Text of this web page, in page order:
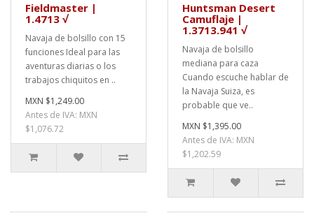
Fieldmaster |
1.4713 √
Navaja de bolsillo con 15
funciones Ideal para las
aventuras diarias o los
trabajos chiquitos en ..
MXN $1,249.00
Antes de IVA: MXN
$1,076.72
Huntsman Desert
Camuflaje |
1.3713.941 √
Navaja de bolsillo
mediana para caza
Cuando escuche hablar de
la Navaja Suiza, es
probable que ve..
MXN $1,395.00
Antes de IVA: MXN
$1,202.59